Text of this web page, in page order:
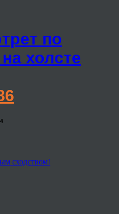
по
холсте
сходством!